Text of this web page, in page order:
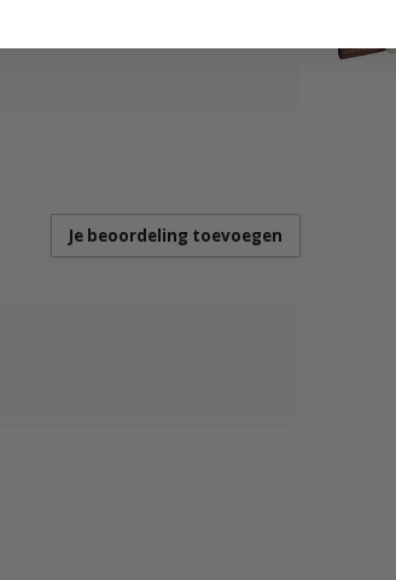
Je beoordeling toevoegen